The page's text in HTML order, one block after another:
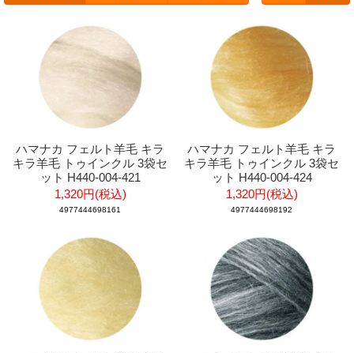
ハマナカ フェルト羊毛 キラ
キラ羊毛 トゥインクル 3袋セ
ット H440-004-421
1,320円(税込)
4977444698161
ハマナカ フェルト羊毛 キラ
キラ羊毛 トゥインクル 3袋セ
ット H440-004-424
1,320円(税込)
4977444698192